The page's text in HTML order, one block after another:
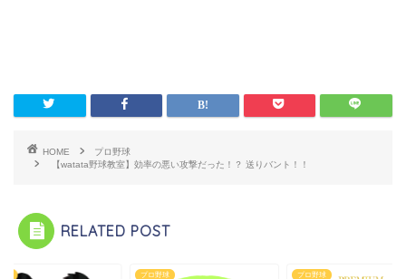
HOME
プロ野球
【watata野球教室】効率の悪い攻撃だった！？ 送りバント！！
RELATED POST
プロ野球 プロ野球